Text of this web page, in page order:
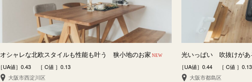
オシャレな北欧スタイルも性能も叶う 狭小地のお家 NEW
［UA値］0.43 ［ C値 ］0.13
大阪市西淀川区
光いっぱい 吹抜けがあ
［UA値］0.44 ［ C値 ］0.13
大阪市都島区